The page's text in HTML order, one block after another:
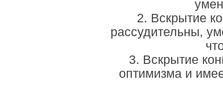
2. Вскрытие
рассудительны,
3. Вскрытие
оптимизма и